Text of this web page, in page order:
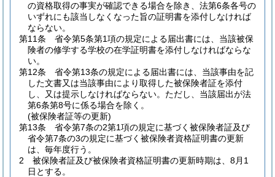
の資格取得の事実が確認できる場合を除き、法第6条各号の
いずれにも該当しなくなった旨の証明書を添付しなければ
ならない。
第11条
省令第5条第1項の規定による届出書には、当該被保
険者の修学する学校の在学証明書を添付しなければならな
い。
第12条
省令第13条の規定による届出書には、当該事由を記
した文書又は当該事由により取得した被保険者証を添付
し、又は提示しなければならない。 ただし、当該届出が法
第6条第8号に係る場合を除く。
(被保険者証等の更新)
第13条
省令第7条の2第1項の規定に基づく被保険者証及び
省令第7条の3の規定に基づく被保険者資格証明書の更新
は、毎年度行う。
2
被保険者証及び被保険者資格証明書の更新時期は、8月1
日とする。